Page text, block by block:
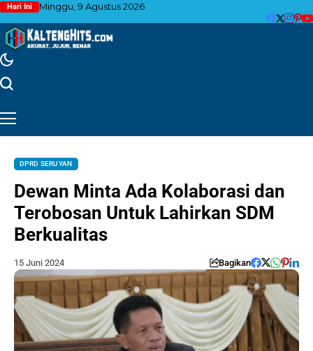
Hari Ini Minggu, 9 Agustus 2026
DPRD SERUYAN
Dewan Minta Ada Kolaborasi dan
Terobosan Untuk Lahirkan SDM
Berkualitas
15 Juni 2024 Bagikan